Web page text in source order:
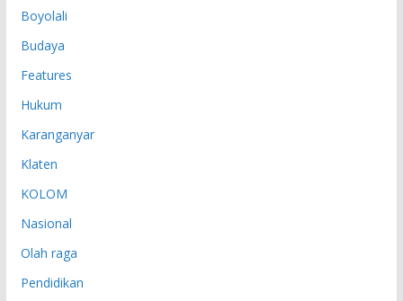
Boyolali
Budaya
Features
Hukum
Karanganyar
Klaten
KOLOM
Nasional
Olah raga
Pendidikan